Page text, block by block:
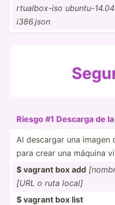
rtu­alb­ox-iso ubuntu­-
i3­86.json
Riesgo #1 Descarga de
Al descargar una imagen
para crear una máquina
$ vagrant box add
[URL o ruta local]
$ vagrant box list